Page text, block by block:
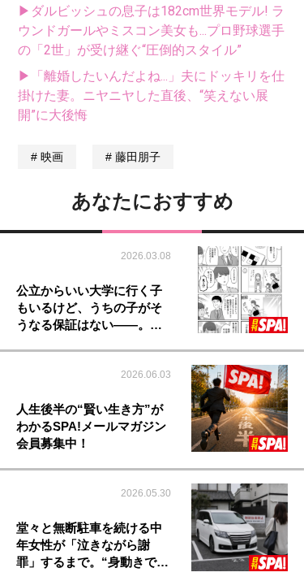
▶ダルビッシュの息子は182cm世界モデル! ラ
ウンドガールやミスコン美女も...プロ野球選手
の「2世」が受け継ぐ“圧倒的スタイル”
▶「離婚したいんだよね...」夫にドッキリを仕
掛けた妻。ニヤニヤした直後、“笑えない展
開”に大後悔
映画 藤田朋子
あなたにおすすめ
2026.03.08
公立からいい大学に行く子
もいるけど、うちの子がそ
うなる保証はない――。…
2026.06.03
人生後半の“賢い生き方”が
わかるSPA!メールマガジン
会員募集中！
2026.05.30
堂々と無断駐車を続ける中
年女性が「泣きながら謝
罪」するまで。“身動きで…